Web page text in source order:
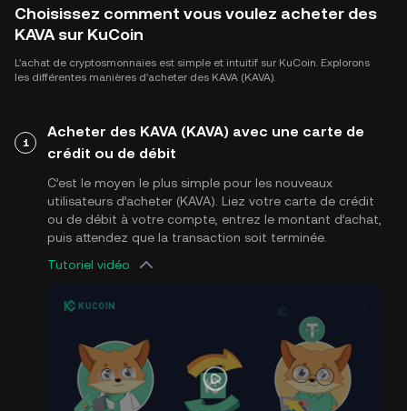
Choisissez comment vous voulez acheter des
KAVA sur KuCoin
L'achat de cryptosmonnaies est simple et intuitif sur KuCoin. Explorons
les différentes manières d'acheter des KAVA (KAVA).
1
Acheter des KAVA (KAVA) avec une carte de
crédit ou de débit
C’est le moyen le plus simple pour les nouveaux
utilisateurs d’acheter (KAVA). Liez votre carte de crédit
ou de débit à votre compte, entrez le montant d’achat,
puis attendez que la transaction soit terminée.
Tutoriel vidéo